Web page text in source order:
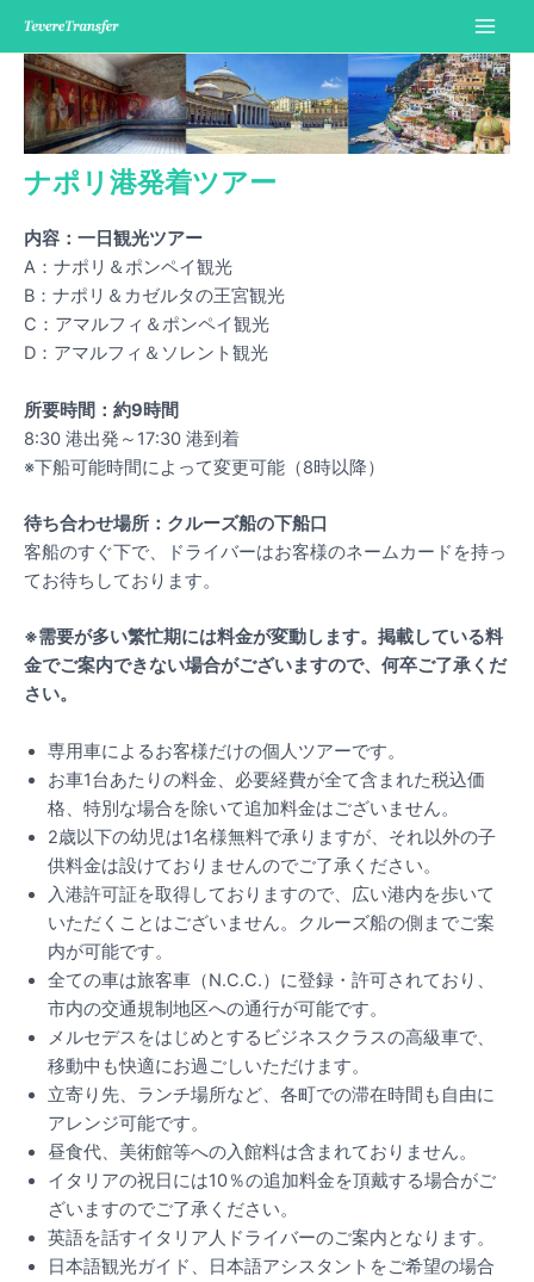
Main
ナポリ港発着ツアー
内容：一日観光ツアー
A：ナポリ＆ポンペイ観光
B：ナポリ＆カゼルタの王宮観光
C：アマルフィ＆ポンペイ観光
D：アマルフィ＆ソレント観光
所要時間：約9時間
8:30 港出発～17:30 港到着
※下船可能時間によって変更可能（8時以降）
待ち合わせ場所：クルーズ船の下船口
客船のすぐ下で、ドライバーはお客様のネームカードを持っ
てお待ちしております。
※需要が多い繁忙期には料金が変動します。掲載している料
金でご案内できない場合がございますので、何卒ご了承くだ
さい。
専用車によるお客様だけの個人ツアーです。
お車1台あたりの料金、必要経費が全て含まれた税込価
格、特別な場合を除いて追加料金はございません。
2歳以下の幼児は1名様無料で承りますが、それ以外の子
供料金は設けておりませんのでご了承ください。
入港許可証を取得しておりますので、広い港内を歩いて
いただくことはございません。クルーズ船の側までご案
内が可能です。
全ての車は旅客車（N.C.C.）に登録・許可されており、
市内の交通規制地区への通行が可能です。
メルセデスをはじめとするビジネスクラスの高級車で、
移動中も快適にお過ごしいただけます。
立寄り先、ランチ場所など、各町での滞在時間も自由に
アレンジ可能です。
昼食代、美術館等への入館料は含まれておりません。
イタリアの祝日には10％の追加料金を頂戴する場合がご
ざいますのでご了承ください。
英語を話すイタリア人ドライバーのご案内となります。
日本語観光ガイド、日本語アシスタントをご希望の場合